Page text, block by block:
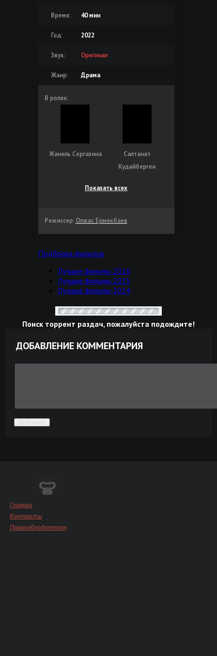
Время: 40 мин
Год: 2022
Звук: Оригинал
Жанр: Драма
В ролях:
Жанель Сергазина
Салтанат
Кудайберген
Показать всех
Режиссер: Олжас Ермекбаев
Подборка фильмов
Лучшие фильмы 2026
Лучшие фильмы 2025
Лучшие фильмы 2024
Поиск торрент раздач, пожалуйста подождите!
ДОБАВЛЕНИЕ КОММЕНТАРИЯ
Добавить
Главная
Контакты
Правообладателям